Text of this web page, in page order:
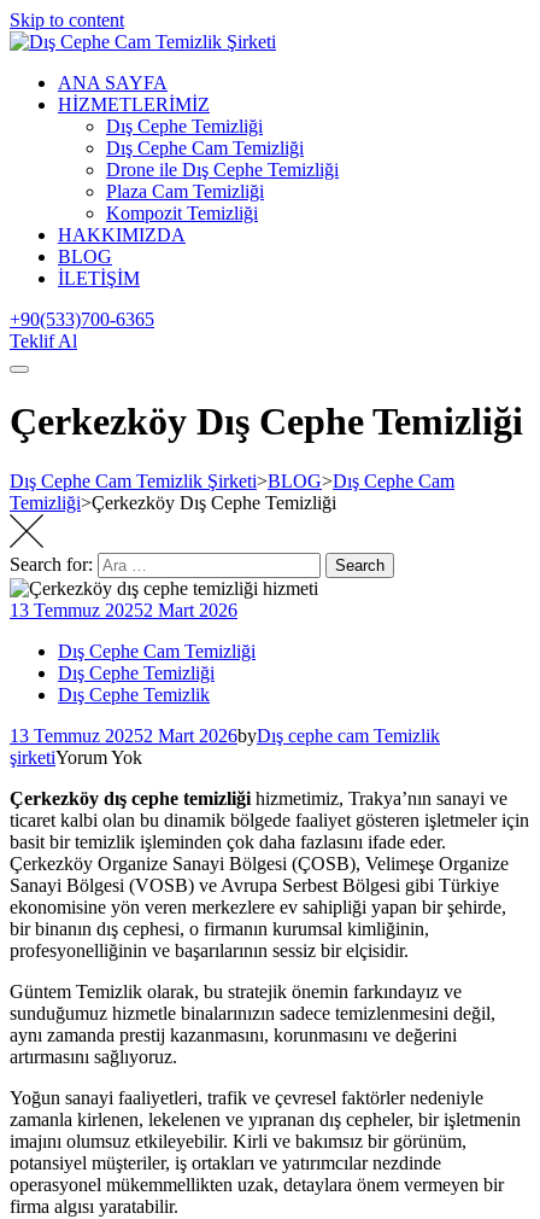
Skip to content
ANA SAYFA
HİZMETLERİMİZ
Dış Cephe Temizliği
Dış Cephe Cam Temizliği
Drone ile Dış Cephe Temizliği
Plaza Cam Temizliği
Kompozit Temizliği
HAKKIMIZDA
BLOG
İLETİŞİM
+90(533)700-6365
Teklif Al
Çerkezköy Dış Cephe Temizliği
Dış Cephe Cam Temizlik Şirketi>BLOG>Dış Cephe Cam
Temizliği>Çerkezköy Dış Cephe Temizliği
Search for: Search
13 Temmuz 20252 Mart 2026
Dış Cephe Cam Temizliği
Dış Cephe Temizliği
Dış Cephe Temizlik
13 Temmuz 20252 Mart 2026byDış cephe cam Temizlik
şirketiYorum Yok
Çerkezköy dış cephe temizliği hizmetimiz, Trakya’nın sanayi ve
ticaret kalbi olan bu dinamik bölgede faaliyet gösteren işletmeler için
basit bir temizlik işleminden çok daha fazlasını ifade eder.
Çerkezköy Organize Sanayi Bölgesi (ÇOSB), Velimeşe Organize
Sanayi Bölgesi (VOSB) ve Avrupa Serbest Bölgesi gibi Türkiye
ekonomisine yön veren merkezlere ev sahipliği yapan bir şehirde,
bir binanın dış cephesi, o firmanın kurumsal kimliğinin,
profesyonelliğinin ve başarılarının sessiz bir elçisidir.
Güntem Temizlik olarak, bu stratejik önemin farkındayız ve
sunduğumuz hizmetle binalarınızın sadece temizlenmesini değil,
aynı zamanda prestij kazanmasını, korunmasını ve değerini
artırmasını sağlıyoruz.
Yoğun sanayi faaliyetleri, trafik ve çevresel faktörler nedeniyle
zamanla kirlenen, lekelenen ve yıpranan dış cepheler, bir işletmenin
imajını olumsuz etkileyebilir. Kirli ve bakımsız bir görünüm,
potansiyel müşteriler, iş ortakları ve yatırımcılar nezdinde
operasyonel mükemmellikten uzak, detaylara önem vermeyen bir
firma algısı yaratabilir.